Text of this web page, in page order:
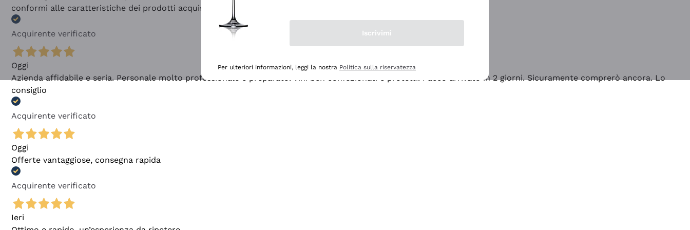
conformi alle caratteristiche dei prodotti acquistati
Acquirente verificato
Oggi
Azienda affidabile e seria. Personale molto professionale e preparato. Vini ben confezionati e protetti. Pacco arrivato in 2 giorni. Sicuramente comprerò ancora. Lo
consiglio
Acquirente verificato
Oggi
Offerte vantaggiose, consegna rapida
Acquirente verificato
Ieri
Iscrivimi
Per ulteriori informazioni, leggi la nostra Politica sulla riservatezza